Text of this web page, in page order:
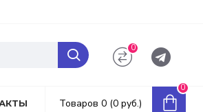
0
Товаров 0 (0 руб.)
0